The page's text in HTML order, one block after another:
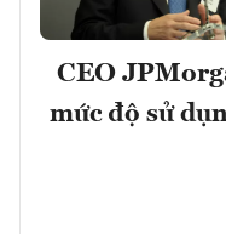
CEO
mức độ sử